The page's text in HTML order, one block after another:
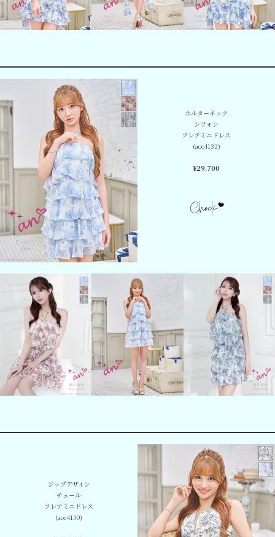
ホルターネック
シフォン
フレアミニドレス
(aoc4132)
¥29,700
ジップデザイン
チュール
フレアミニドレス
(aoc4130)